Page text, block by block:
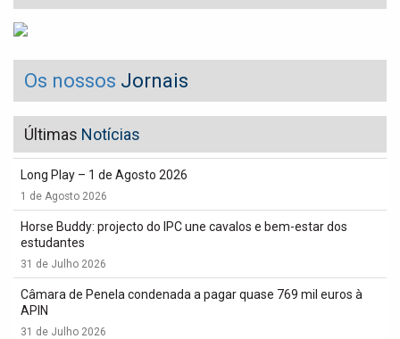
Os nossos Jornais
Últimas Notícias
Long Play – 1 de Agosto 2026
1 de Agosto 2026
Horse Buddy: projecto do IPC une cavalos e bem-estar dos
estudantes
31 de Julho 2026
Câmara de Penela condenada a pagar quase 769 mil euros à
APIN
31 de Julho 2026